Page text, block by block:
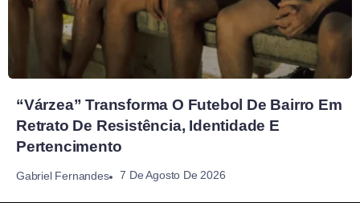
“Várzea” Transforma O Futebol De Bairro Em
Retrato De Resistência, Identidade E
Pertencimento
Gabriel Fernandes 7 De Agosto De 2026